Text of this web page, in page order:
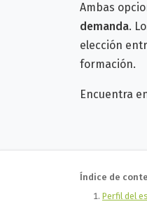
Ambas
demanda.
elección
formación.
Encuentra
Índice de
Perfil del